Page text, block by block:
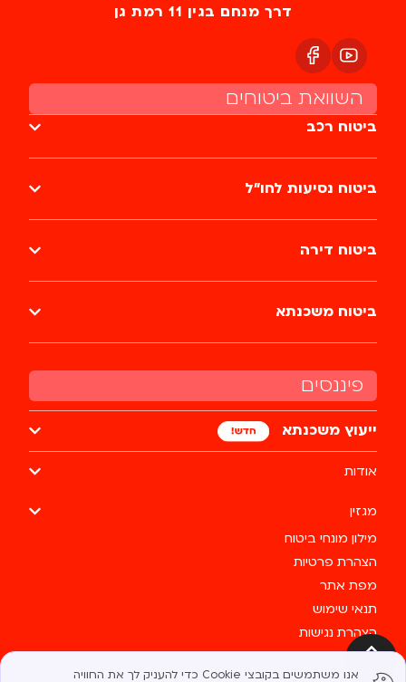
אנו משתמשים בקובצי Cookie כדי להעניק לך את החוויה
פיננסים
ייעוץ משכנתא
אודות
מגזין
מילון מונחי ביטוח
הצהרת פרטיות
מפת אתר
תנאי שימוש
הצהרת נגישות
צרו קשר
דרך מנחם בגין 11 רמת גן
השוואת ביטוחים
ביטוח רכב
ביטוח נסיעות לחו״ל
ביטוח דירה
ביטוח משכנתא